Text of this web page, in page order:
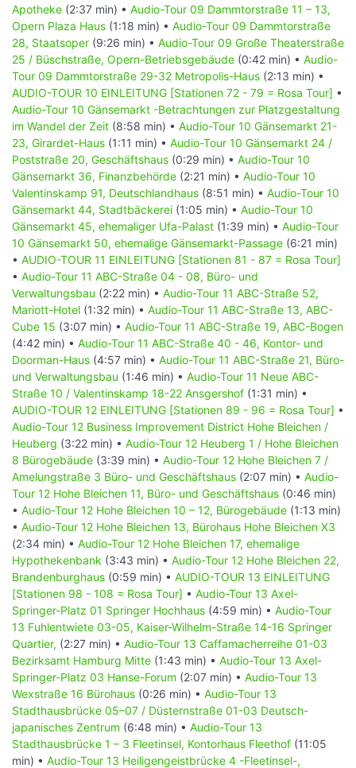
sechs Touren auf einem grünen Band bis zur Elbe
gelangen. Dieser Weg ist ein zeitgeschichtlicher
Spaziergang in den Anlagen von den Wallanlagen (auch
als Planten un Blomen bezeichnet) und es ist ein grüner
Luxus der Stadt innerhalb der Innenstadt von hier bis an
die Elbe gelangen zu können. Es handelt sich dabei um
die zentralste und älteste Parkanlage der Stadt.
Diese Tour befindet sich das letzte noch im Original
erhaltenen Abschnitt des Wasserbeckens von den
einstigen Wallanlagen. Ein positiver Wandel aus den 60er
Jahren setzte mit den Internationalen
Gartenbauausstellung ein und führte zu den heutigen
Gewächshäusern im Park und den Verknüpfungen der
grünen Teilflächen unter den sie querenden Straßen.
Audio-Tour 03 Marseiller Promenade und
Bucerius Law School [Stationen 14 - 22 =
Grüne Tour]
06 Besichtigungspunkte ca. 41 Minuten Betrachtung und
26:50Minuten Hör-Dauer.
Dieser nördlichste Teilabschnitt im Stadtteil hat aktuell
eine umfassende Veränderung erfahren und Sie werden
die Grenze zum benachbarten Stadtteil St. Pauli mit dem
dort grundsaniertem Congress Center Hamburg (CCH)
kaum wiedererkennen, wenn Sie lange Zeit nicht mehr hier
gewesen sind. Bildete einst eine hohe Betonmauer den
Rand zur Parkfläche, so ist diese abgetragen und der
Park und somit auch die Verbindung zwischen S- und U-
Bahn sehr attraktiv umgestaltet worden. Es ist aus
heutiger Sicht kaum vorstellbar, wie die Fußgänger einst
über eine Brücke die Marseiller Straße am Dammtordamm
überwinden mussten.
Ein äußerst positiver Wandel führte um die
Jahrtausendwende zur Umnutzung des alten Botanischen
Instituts in eine Universität und 20 Jahre später zum
Rückbau der Marseiller Straße. In der Folge konnten die
Parkanlagen um fast eine Hektar vergrößert werden und
der Platz vor dem Dammtorbahnhof deutlich aufgewertet
werden. Ein Musterbeispiel einer positiven Entwicklung in
Form einer Rückführung von Straßenräumen einst für den
Individualverkehr und heute nur für Radfahrer und
Fußgänger.
Apotheke (2:37 min) • Audio-Tour 09 Dammtorstraße 11 – 13,
Opern Plaza Haus (1:18 min) • Audio-Tour 09 Dammtorstraße
28, Staatsoper (9:26 min) • Audio-Tour 09 Große Theaterstraße
25 / Büschstraße, Opern-Betriebsgebäude (0:42 min) • Audio-
Tour 09 Dammtorstraße 29-32 Metropolis-Haus (2:13 min) •
AUDIO-TOUR 10 EINLEITUNG [Stationen 72 - 79 = Rosa Tour] •
Audio-Tour 10 Gänsemarkt -Betrachtungen zur Platzgestaltung
im Wandel der Zeit (8:58 min) • Audio-Tour 10 Gänsemarkt 21-
23, Girardet-Haus (1:11 min) • Audio-Tour 10 Gänsemarkt 24 /
Poststraße 20, Geschäftshaus (0:29 min) • Audio-Tour 10
Gänsemarkt 36, Finanzbehörde (2:21 min) • Audio-Tour 10
Valentinskamp 91, Deutschlandhaus (8:51 min) • Audio-Tour 10
Gänsemarkt 44, Stadtbäckerei (1:05 min) • Audio-Tour 10
Gänsemarkt 45, ehemaliger Ufa-Palast (1:39 min) • Audio-Tour
10 Gänsemarkt 50, ehemalige Gänsemarkt-Passage (6:21 min)
• AUDIO-TOUR 11 EINLEITUNG [Stationen 81 - 87 = Rosa Tour]
• Audio-Tour 11 ABC-Straße 04 - 08, Büro- und
Verwaltungsbau (2:22 min) • Audio-Tour 11 ABC-Straße 52,
Mariott-Hotel (1:32 min) • Audio-Tour 11 ABC-Straße 13, ABC-
Cube 15 (3:07 min) • Audio-Tour 11 ABC-Straße 19, ABC-Bogen
(4:42 min) • Audio-Tour 11 ABC-Straße 40 - 46, Kontor- und
Doorman-Haus (4:57 min) • Audio-Tour 11 ABC-Straße 21, Büro-
und Verwaltungsbau (1:46 min) • Audio-Tour 11 Neue ABC-
Straße 10 / Valentinskamp 18-22 Ansgershof (1:31 min) •
AUDIO-TOUR 12 EINLEITUNG [Stationen 89 - 96 = Rosa Tour] •
Audio-Tour 12 Business Improvement District Hohe Bleichen /
Heuberg (3:22 min) • Audio-Tour 12 Heuberg 1 / Hohe Bleichen
8 Bürogebäude (3:39 min) • Audio-Tour 12 Hohe Bleichen 7 /
Amelungstraße 3 Büro- und Geschäftshaus (2:07 min) • Audio-
Tour 12 Hohe Bleichen 11, Büro- und Geschäftshaus (0:46 min)
• Audio-Tour 12 Hohe Bleichen 10 – 12, Bürogebäude (1:13 min)
• Audio-Tour 12 Hohe Bleichen 13, Bürohaus Hohe Bleichen X3
(2:34 min) • Audio-Tour 12 Hohe Bleichen 17, ehemalige
Hypothekenbank (3:43 min) • Audio-Tour 12 Hohe Bleichen 22,
Brandenburghaus (0:59 min) • AUDIO-TOUR 13 EINLEITUNG
[Stationen 98 - 108 = Rosa Tour] • Audio-Tour 13 Axel-
Springer-Platz 01 Springer Hochhaus (4:59 min) • Audio-Tour
13 Fuhlentwiete 03-05, Kaiser-Wilhelm-Straße 14-16 Springer
Quartier, (2:27 min) • Audio-Tour 13 Caffamacherreihe 01-03
Bezirksamt Hamburg Mitte (1:43 min) • Audio-Tour 13 Axel-
Springer-Platz 03 Hanse-Forum (2:07 min) • Audio-Tour 13
Wexstraße 16 Bürohaus (0:26 min) • Audio-Tour 13
Stadthausbrücke 05–07 / Düsternstraße 01-03 Deutsch-
japanisches Zentrum (6:48 min) • Audio-Tour 13
Stadthausbrücke 1 – 3 Fleetinsel, Kontorhaus Fleethof (11:05
min) • Audio-Tour 13 Heiligengeistbrücke 4 -Fleetinsel-,